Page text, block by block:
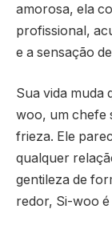
amorosa, ela
profissional,
e a sensação
Sua vida muda
woo, um chefe
frieza. Ele
qualquer
gentileza de
redor, Si-woo